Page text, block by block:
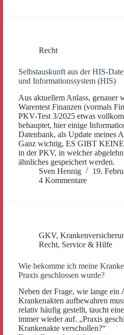
Recht
Selbstauskunft aus der HIS-
und Informationssystem (HIS)
Aus aktuellem Anlass, genauer
Warentest Finanzen (vormals
PKV-Test 3/2025 etwas
behauptet, hier einige
Datenbank, als Update meines
Ganz wichtig, ES GIBT
in der PKV, in welcher
ähnliches gespeichert werden.
Sven Hennig
19.
4 Kommentare
GKV,
Recht, Service & Hilfe
Wie bekomme ich meine
Praxis geschlossen wurde?
Neben der Frage, wie lange ein
Krankenakten aufbewahren
relativ häufig gestellt, taucht
immer wieder auf. „Praxis
Krankenakte verschollen?“